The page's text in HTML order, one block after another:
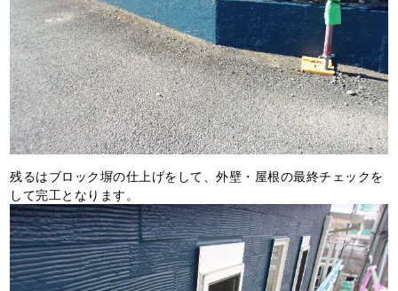
残るはブロック塀の仕上げをして、外壁・屋根の最終チェックを
して完工となります。